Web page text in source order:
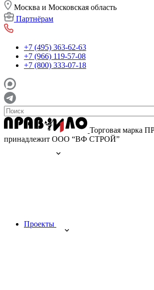
Москва и Московская область
Партнёрам
+7 (495) 363-62-63
+7 (966) 119-57-08
+7 (800) 333-07-18
Торговая марка
принадлежит ООО “ВФ СТРОЙ”
Проекты